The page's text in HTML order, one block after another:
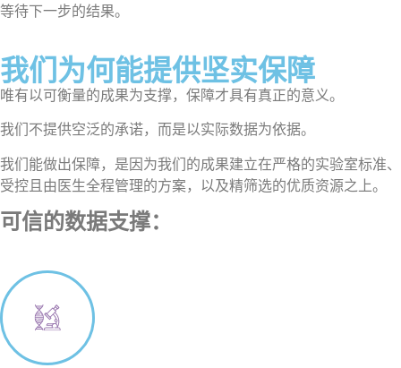
等待下一步的结果。
我们为何能提供坚实保障
唯有以可衡量的成果为支撑，保障才具有真正的意义。
我们不提供空泛的承诺，而是以实际数据为依据。
我们能做出保障，是因为我们的成果建立在严格的实验室标准、
受控且由医生全程管理的方案，以及精筛选的优质资源之上。
可信的数据支撑：